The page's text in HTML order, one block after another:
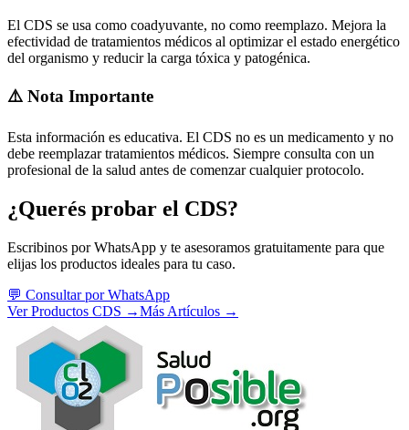
El CDS se usa como coadyuvante, no como reemplazo. Mejora la
efectividad de tratamientos médicos al optimizar el estado energético
del organismo y reducir la carga tóxica y patogénica.
⚠️ Nota Importante
Esta información es educativa. El CDS no es un medicamento y no
debe reemplazar tratamientos médicos. Siempre consulta con un
profesional de la salud antes de comenzar cualquier protocolo.
¿Querés probar el CDS?
Escribinos por WhatsApp y te asesoramos gratuitamente para que
elijas los productos ideales para tu caso.
💬 Consultar por WhatsApp
Ver Productos CDS →Más Artículos →